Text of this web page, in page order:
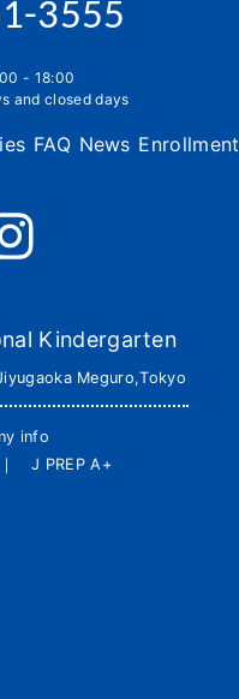
3555
- 18:00
and closed days
FAQ News Enrollment
Kindergarten
Meguro,Tokyo
info
J PREP A+